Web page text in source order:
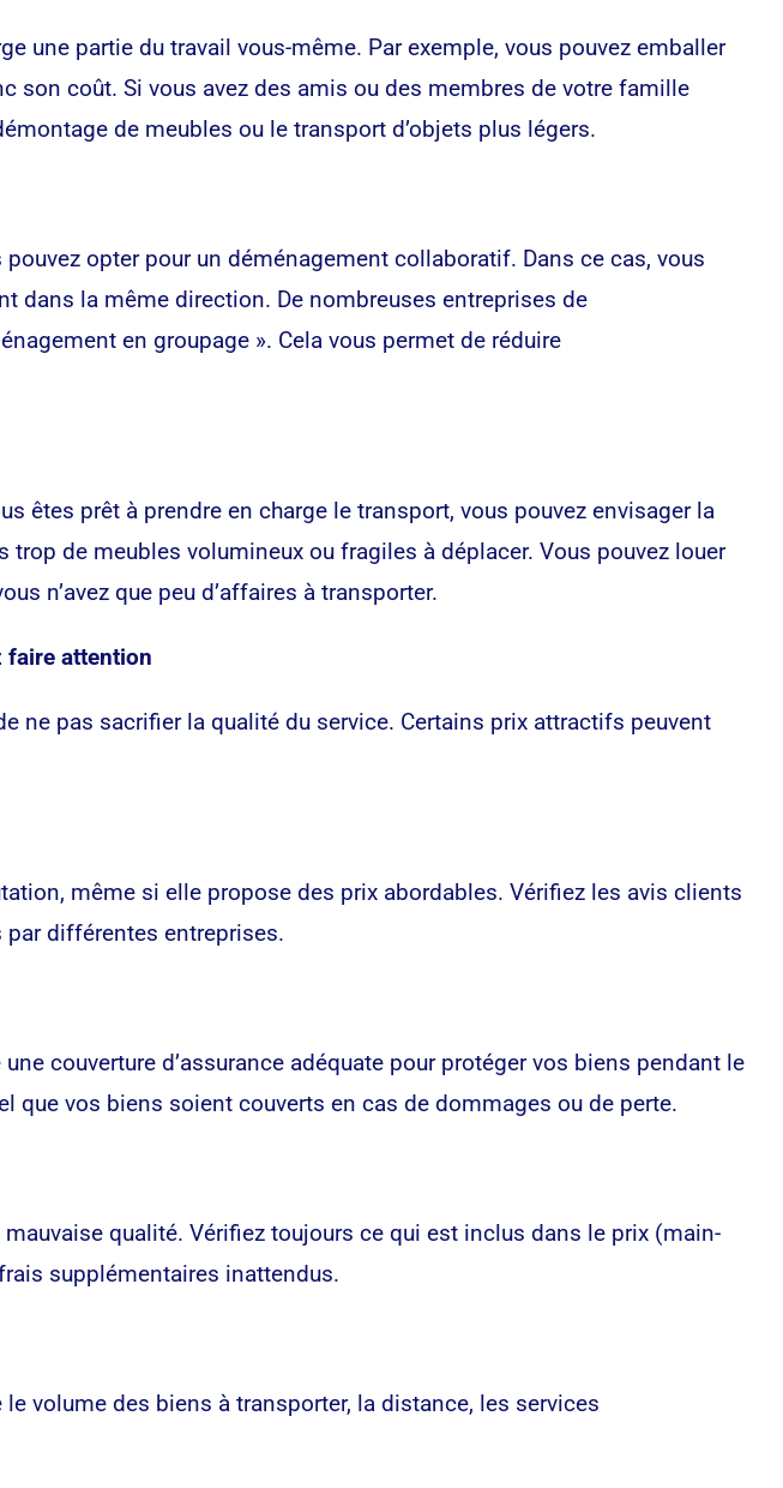
une partie du travail vous-même. Par exemple, vous pouvez emballer
son coût. Si vous avez des amis ou des membres de votre famille
de meubles ou le transport d’objets plus légers.
opter pour un déménagement collaboratif. Dans ce cas, vous
dans la même direction. De nombreuses entreprises de
en groupage ». Cela vous permet de réduire
êtes prêt à prendre en charge le transport, vous pouvez envisager la
de meubles volumineux ou fragiles à déplacer. Vous pouvez louer
n’avez que peu d’affaires à transporter.
faire attention
ne pas sacrifier la qualité du service. Certains prix attractifs peuvent
même si elle propose des prix abordables. Vérifiez les avis clients
différentes entreprises.
couverture d’assurance adéquate pour protéger vos biens pendant le
que vos biens soient couverts en cas de dommages ou de perte.
qualité. Vérifiez toujours ce qui est inclus dans le prix (main-
supplémentaires inattendus.
volume des biens à transporter, la distance, les services